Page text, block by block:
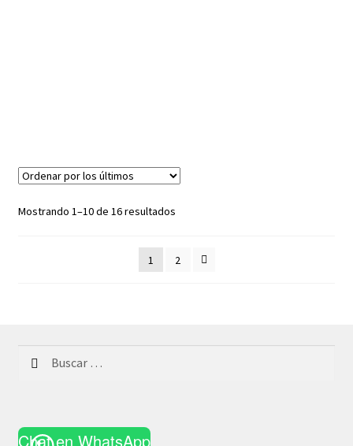
Mostrando 1–10 de 16 resultadosOrdenado
últimos
1 2
Chat en WhatsApp